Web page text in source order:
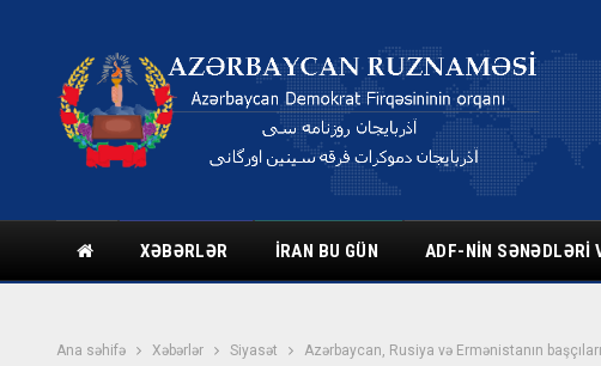
XƏBƏRLƏR İRAN BU GÜN ADF-NIN SƏNƏDLƏRI
Ana səhifə Xəbərlər Siyasət Azərbaycan, Rusiya və Ermənistanın